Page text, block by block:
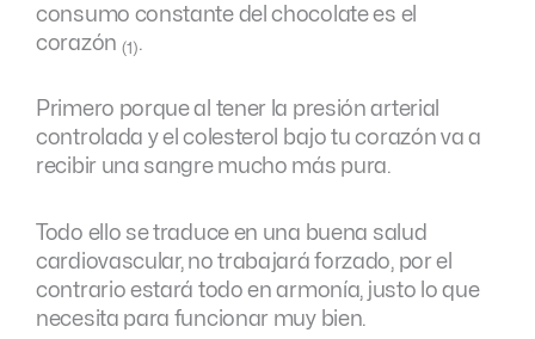
consumo constante del chocolate es el
corazón (1).
Primero porque al tener la presión arterial
controlada y el colesterol bajo tu corazón va a
recibir una sangre mucho más pura.
Todo ello se traduce en una buena salud
cardiovascular, no trabajará forzado, por el
contrario estará todo en armonía, justo lo que
necesita para funcionar muy bien.